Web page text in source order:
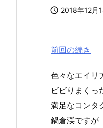
 2018年12月
前回の続き
色々なエイリ
ビビりまくっ
満足なコンタ
鍋倉渓ですが